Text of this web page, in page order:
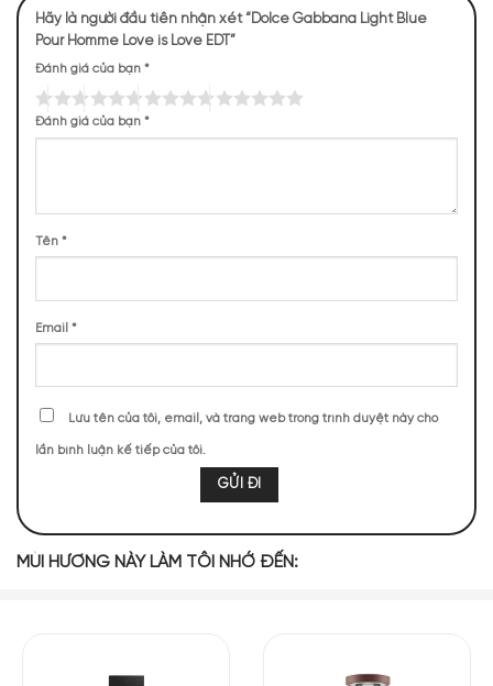
100 (11,44%) 94 (10,76%)
93 (10,64%)
Kem Hương Thảo Tiêu Hồng
BASE NOTES
Gỗ Hổ Phách Xạ Hương
Smith. Đây là một sự kết hợp độc đáo, nâng cao sự tươi mới
Hãy là người đầu tiên nhận xét “Dolce Gabbana Light Blue
Pour Homme Love is Love EDT”
Đánh giá của bạn *
Đánh giá của bạn *
Tên *
Email *
Lưu tên của tôi, email, và trang web trong trình duyệt này cho
lần bình luận kế tiếp của tôi.
MÙI HƯƠNG NÀY LÀM TÔI NHỚ ĐẾN: